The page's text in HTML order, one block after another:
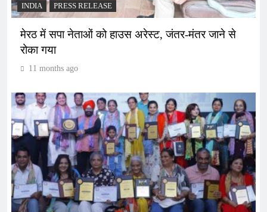
INDIA PRESS RELEASE
मेरठ में सपा नेताओं को हाउस अरेस्ट, जंतर-मंतर जाने से
रोका गया
11 months ago